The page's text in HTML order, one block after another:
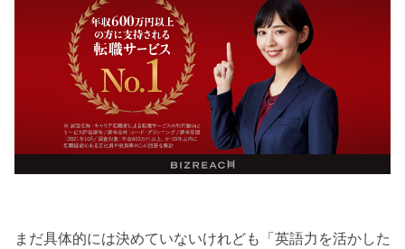
まだ具体的には決めていないけれども「英語力を活かした